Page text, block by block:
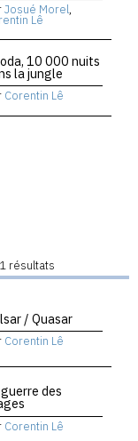
Josué Morel,
Lê
10 000 nuits
la jungle
Corentin Lê
résultats
/ Quasar
Corentin Lê
des
Corentin Lê